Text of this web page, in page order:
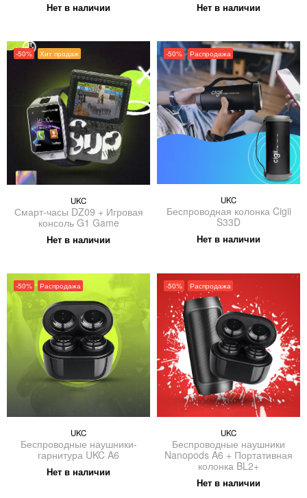
Нет в наличии Нет в наличии
-50% Хит продаж
UKC
Смарт-часы DZ09 + Игровая
консоль G1 Game
Нет в наличии
-50% Распродажа
UKC
Беспроводная колонка Cigii
S33D
Нет в наличии
-50% Распродажа
UKC
Беспроводные наушники-
гарнитура UKC A6
Нет в наличии
-50% Распродажа
UKC
Беспроводные наушники
Nanopods A6 + Портативная
колонка BL2+
Нет в наличии